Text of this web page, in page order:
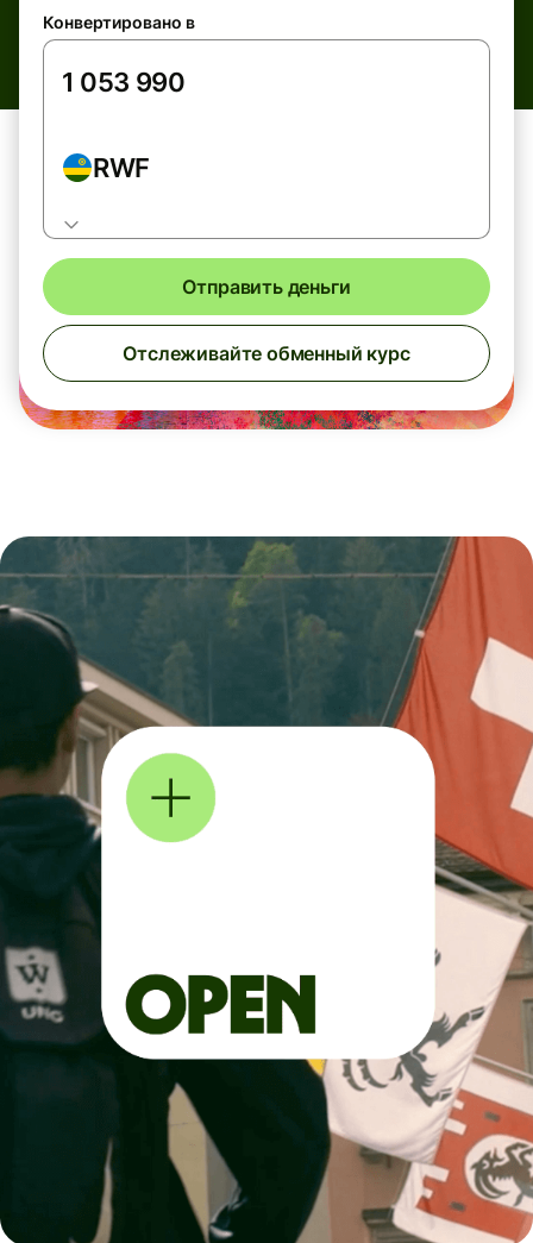
Конвертировано в
RWF
Отправить деньги
Отслеживайте обменный курс